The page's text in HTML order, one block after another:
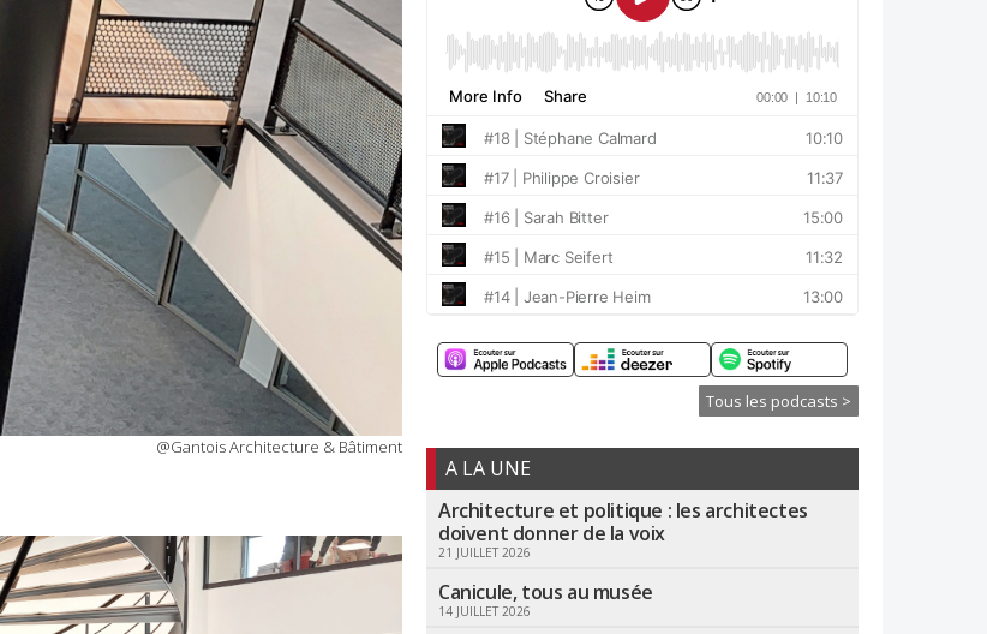
@Gantois Architecture & Bâtiment
Tous les podcasts >
A LA UNE
Architecture et politique : les architectes
doivent donner de la voix
21 JUILLET 2026
Canicule, tous au musée
14 JUILLET 2026